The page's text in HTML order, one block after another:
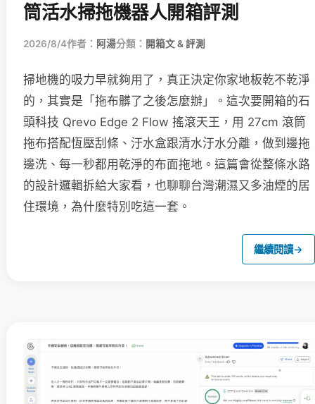
筒活水掃拖機器人開箱評測
2026/8/4作者： 阿湯分類： 開箱文 & 評測
掃地機的吸力早就夠用了，真正決定你家地板乾不乾淨
的，其實是「拖布髒了之後怎麼辦」。這次要開箱的石
頭科技 Qrevo Edge 2 Flow 搖滾天王，用 27cm 滾筒
拖布搭配恆壓刮條、汙水盒跟清水汙水分離，做到邊拖
邊洗、每一秒都用乾淨的布面拖地。這篇會從整條水路
的設計邏輯拆給大家看，也聊聊台灣潮濕又多油煙的居
住環境，為什麼特別吃這一套。
繼續閱讀→